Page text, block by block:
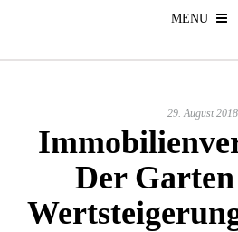
MENU
29. August 2018
Der